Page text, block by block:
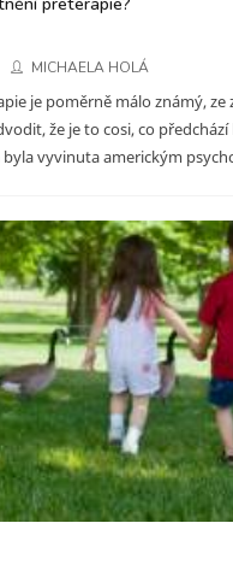
MICHAELA HOLÁ
je poměrně málo známý, ze
že je to cosi, co
vyvinuta americkým